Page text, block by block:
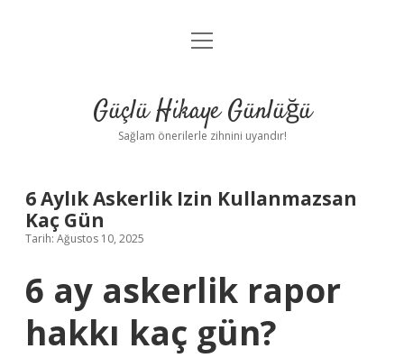
Anasayfa
Yasal Uyarı
menüyü
Güçlü Hikaye Günlüğü
Sağlam önerilerle zihnini uyandır!
6 Aylık Askerlik Izin Kullanmazsan
Kaç Gün
Tarih: Ağustos 10, 2025
6 ay askerlik rapor
hakkı kaç gün?